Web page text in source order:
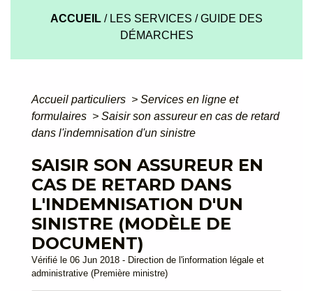
ACCUEIL / LES SERVICES /GUIDE DES
DÉMARCHES
Accueil particuliers > Services en ligne et
formulaires > Saisir son assureur en cas de retard
dans l'indemnisation d'un sinistre
SAISIR SON ASSUREUR EN
CAS DE RETARD DANS
L'INDEMNISATION D'UN
SINISTRE (MODÈLE DE
DOCUMENT)
Vérifié le 06 Jun 2018 - Direction de l'information légale et
administrative (Première ministre)